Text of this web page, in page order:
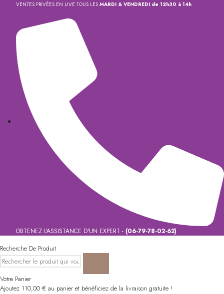
VENTES PRIVÉES EN LIVE TOUS LES MARDI & VENDREDI de 12h30 à 14h
OBTENEZ L'ASSISTANCE D'UN EXPERT - (06-79-78-02-62)
Recherche De Produit
Votre Panier
Ajoutez 110,00 € au panier et bénéficiez de la livraison gratuite !